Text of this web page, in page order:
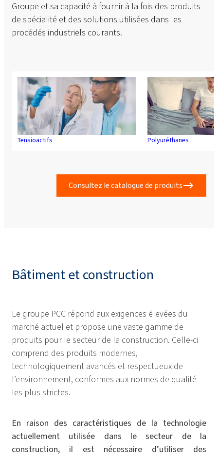
Groupe et sa capacité à fournir à la fois des produits
de spécialité et des solutions utilisées dans les
procédés industriels courants.
Tensioactifs Polyuréthanes
Consultez le catalogue de produits
Bâtiment et construction
Le groupe PCC répond aux exigences élevées du
marché actuel et propose une vaste gamme de
produits pour le secteur de la construction. Celle-ci
comprend des produits modernes,
technologiquement avancés et respectueux de
l’environnement, conformes aux normes de qualité
les plus strictes.
En raison des caractéristiques de la technologie
actuellement utilisée dans le secteur de la
construction, il est nécessaire d’utiliser des